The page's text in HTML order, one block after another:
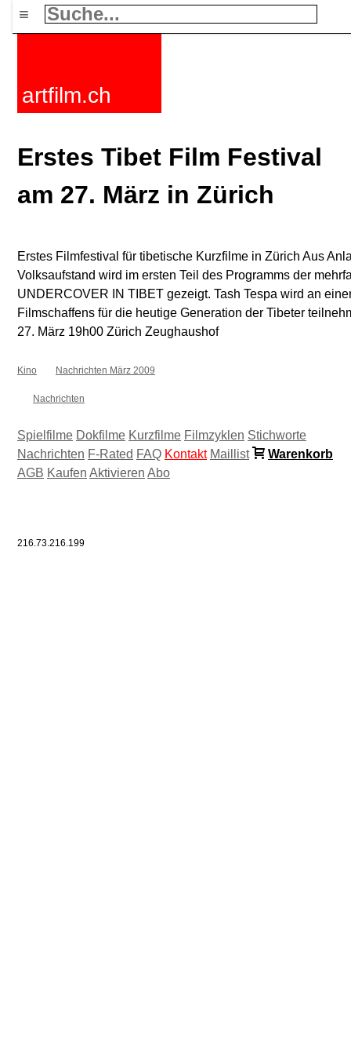
≡
artfilm.ch
Erstes Tibet Film Festival
am 27. März in Zürich
Erstes Filmfestival für tibetische Kurzfilme in Zürich Aus
Volksaufstand wird im ersten Teil des Programms der
UNDERCOVER IN TIBET gezeigt. Tash Tespa wird an
Filmschaffens für die heutige Generation der Tibeter
27. März 19h00 Zürich Zeughaushof
Kino Nachrichten März 2009
Nachrichten
Spielfilme Dokfilme Kurzfilme Filmzyklen Stichworte
Nachrichten F-Rated FAQ Kontakt Maillist
Warenkorb
AGB Kaufen Aktivieren Abo
216.73.216.199